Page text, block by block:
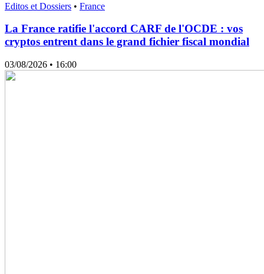
Editos et Dossiers • France
La France ratifie l'accord CARF de l'OCDE : vos
cryptos entrent dans le grand fichier fiscal mondial
03/08/2026 • 16:00